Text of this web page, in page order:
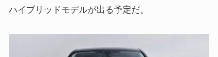
ハイブリッドモデルが出る予定だ。